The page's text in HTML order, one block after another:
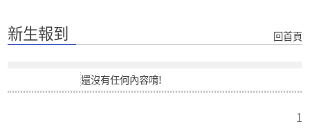
新生報到 回首頁
還沒有任何內容唷!
1